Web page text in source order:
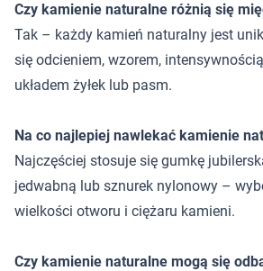
Czy kamienie naturalne różnią się
Tak – każdy kamień naturalny jest
się odcieniem, wzorem,
układem żyłek lub pasm.
Na co najlepiej nawlekać kamienie
Najczęściej stosuje się gumkę
jedwabną lub sznurek nylonowy –
wielkości otworu i ciężaru kamieni.
Czy kamienie naturalne mogą się